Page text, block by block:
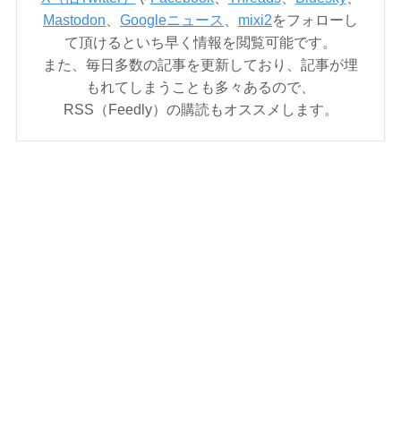
Mastodon
Googleニュース mixi2をフォローし
て頂けるといち早く情報を閲覧可能です。
また、毎日多数の記事を更新しており、記事が埋
もれてしまうことも多々あるので、
RSS（Feedly）の購読もオススメします。